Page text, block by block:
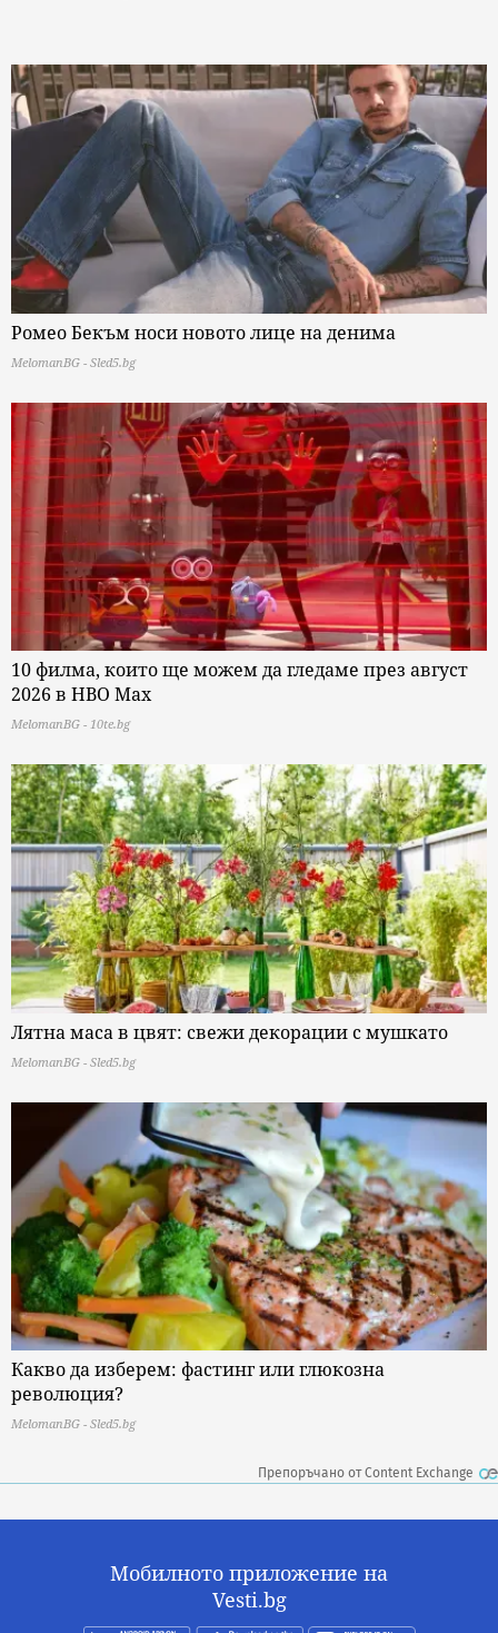
Ромео Бекъм носи новото лице на денима
MelomanBG - Sled5.bg
10 филма, които ще можем да гледаме през август
2026 в HBO Max
MelomanBG - 10te.bg
Лятна маса в цвят: свежи декорации с мушкато
MelomanBG - Sled5.bg
Какво да изберем: фастинг или глюкозна
революция?
MelomanBG - Sled5.bg
Препоръчано от Content Exchange
Мобилното приложение на
Vesti.bg